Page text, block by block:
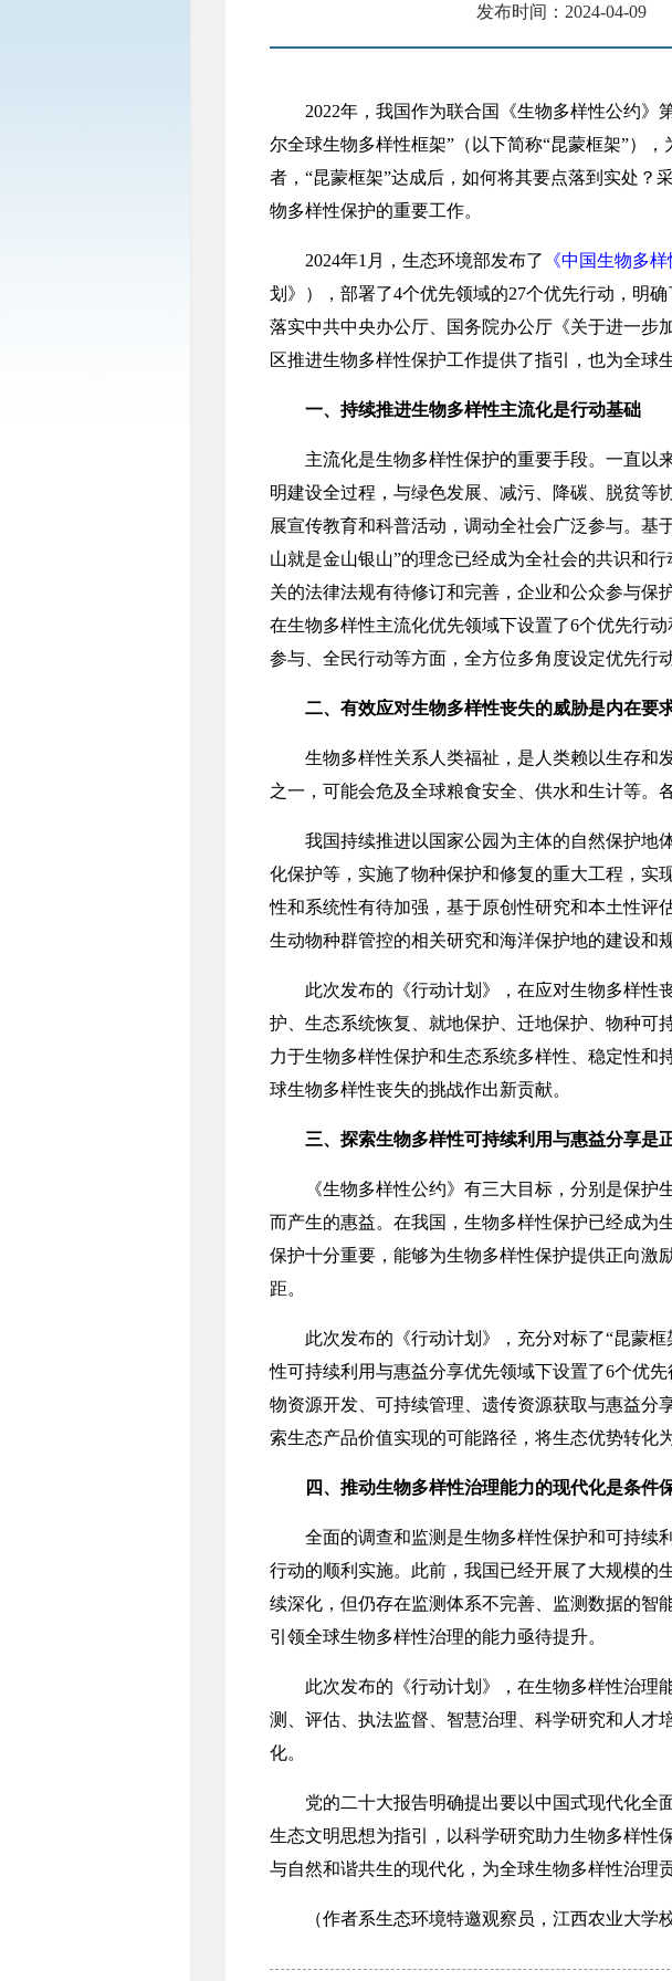
发布时间：2024-04-09
2022年，我国作为联合国《生物多样性公约》
尔全球生物多样性框架”（以下简称“昆蒙框架”）
者，“昆蒙框架”达成后，如何将其要点落到实处？
物多样性保护的重要工作。
2024年1月，生态环境部发布了 《中国生物多
划》），部署了4个优先领域的27个优先行动，明
落实中共中央办公厅、国务院办公厅《关于进一步
区推进生物多样性保护工作提供了指引，也为全球
一、持续推进生物多样性主流化是行动基础
主流化是生物多样性保护的重要手段。一直以
明建设全过程，与绿色发展、减污、降碳、脱贫等
展宣传教育和科普活动，调动全社会广泛参与。基
山就是金山银山”的理念已经成为全社会的共识和
关的法律法规有待修订和完善，企业和公众参与保
在生物多样性主流化优先领域下设置了6个优先行
参与、全民行动等方面，全方位多角度设定优先行
二、有效应对生物多样性丧失的威胁是内在要
生物多样性关系人类福祉，是人类赖以生存和
之一，可能会危及全球粮食安全、供水和生计等。
我国持续推进以国家公园为主体的自然保护地
化保护等，实施了物种保护和修复的重大工程，实
性和系统性有待加强，基于原创性研究和本土性评
生动物种群管控的相关研究和海洋保护地的建设和
此次发布的《行动计划》，在应对生物多样性丧
护、生态系统恢复、就地保护、迁地保护、物种可
力于生物多样性保护和生态系统多样性、稳定性和
球生物多样性丧失的挑战作出新贡献。
三、探索生物多样性可持续利用与惠益分享是
《生物多样性公约》有三大目标，分别是保护
而产生的惠益。在我国，生物多样性保护已经成为
保护十分重要，能够为生物多样性保护提供正向激
距。
此次发布的《行动计划》，充分对标了“昆蒙框
性可持续利用与惠益分享优先领域下设置了6个优
物资源开发、可持续管理、遗传资源获取与惠益分
索生态产品价值实现的可能路径，将生态优势转化
四、推动生物多样性治理能力的现代化是条件
全面的调查和监测是生物多样性保护和可持续
行动的顺利实施。此前，我国已经开展了大规模的
续深化，但仍存在监测体系不完善、监测数据的智
引领全球生物多样性治理的能力亟待提升。
此次发布的《行动计划》，在生物多样性治理
测、评估、执法监督、智慧治理、科学研究和人才
化。
党的二十大报告明确提出要以中国式现代化全
生态文明思想为指引，以科学研究助力生物多样性
与自然和谐共生的现代化，为全球生物多样性治理
（作者系生态环境特邀观察员，江西农业大学校